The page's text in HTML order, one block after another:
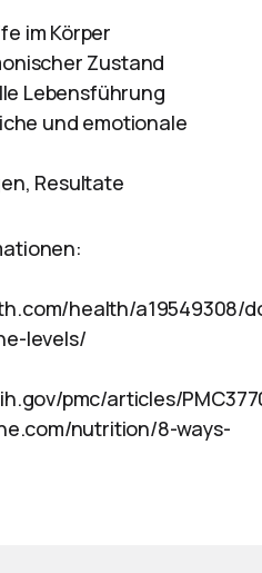
im Körper
Zustand
Lebensführung
und emotionale
Resultate
health/a19549308/
levels/
pmc/articles/
nutrition/8-ways-